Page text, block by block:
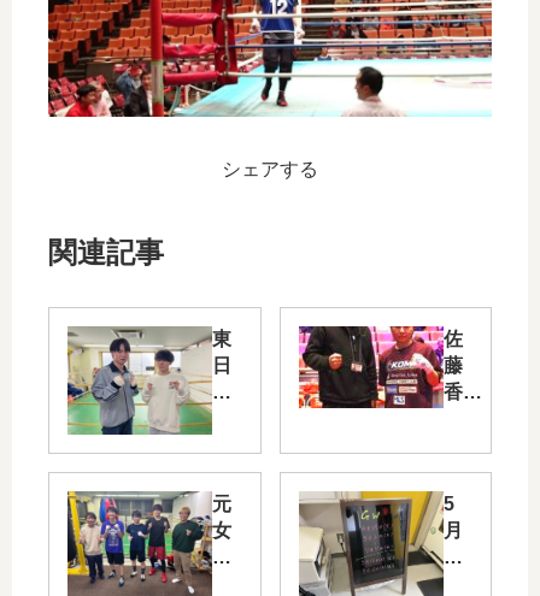
シェアする
関連記事
東
日
本
王
予
選
佐
藤
香実
元
女
子
5
月
の
休